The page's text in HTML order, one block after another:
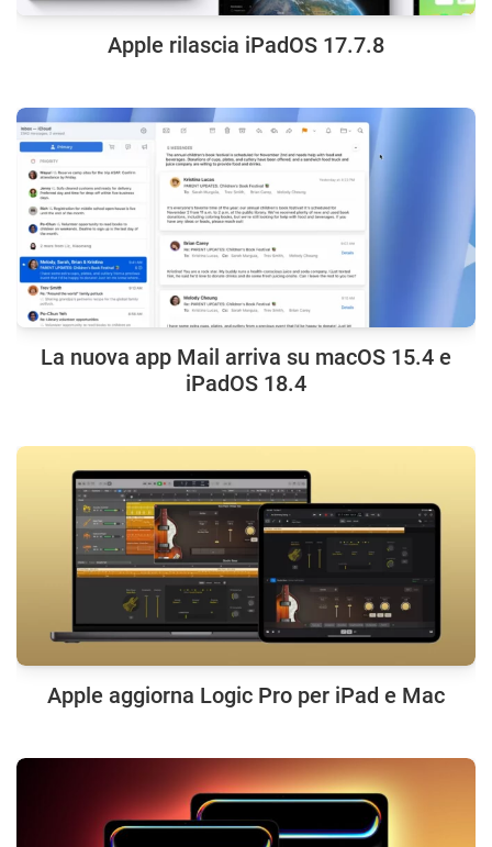
Apple rilascia iPadOS 17.7.8
La nuova app Mail arriva su macOS 15.4 e
iPadOS 18.4
Apple aggiorna Logic Pro per iPad e Mac